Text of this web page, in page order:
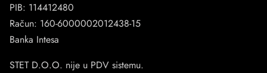
PIB: 114412480
Račun: 160-6000002012438-15
Banka Intesa
STET D.O.O. nije u PDV sistemu.